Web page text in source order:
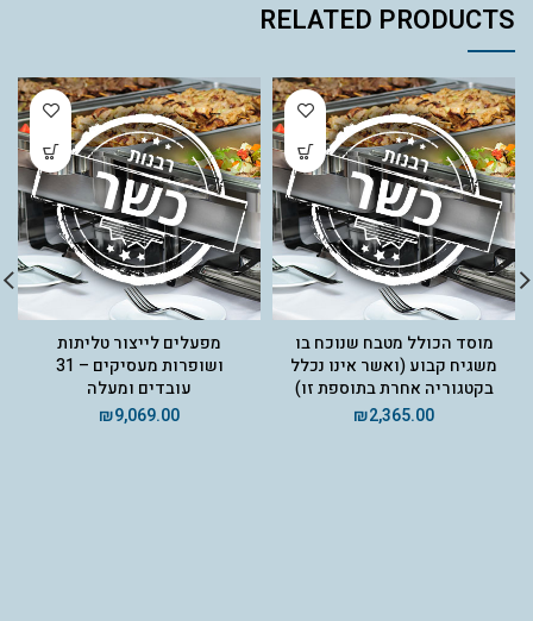
RELATED PRODUCTS
מוסד הכולל מטבח שנוכח בו
משגיח קבוע (ואשר אינו נכלל
בקטגוריה אחרת בתוספת זו)
₪2,365.00
מפעלים לייצור טליתות
ושופרות מעסיקים – 31
עובדים ומעלה
₪9,069.00